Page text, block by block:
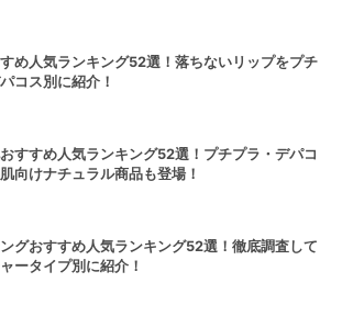
め人気ランキング52選！落ちないリップをプチ
コス別に紹介！
すすめ人気ランキング52選！プチプラ・デパコ
向けナチュラル商品も登場！
グおすすめ人気ランキング52選！徹底調査して
ータイプ別に紹介！